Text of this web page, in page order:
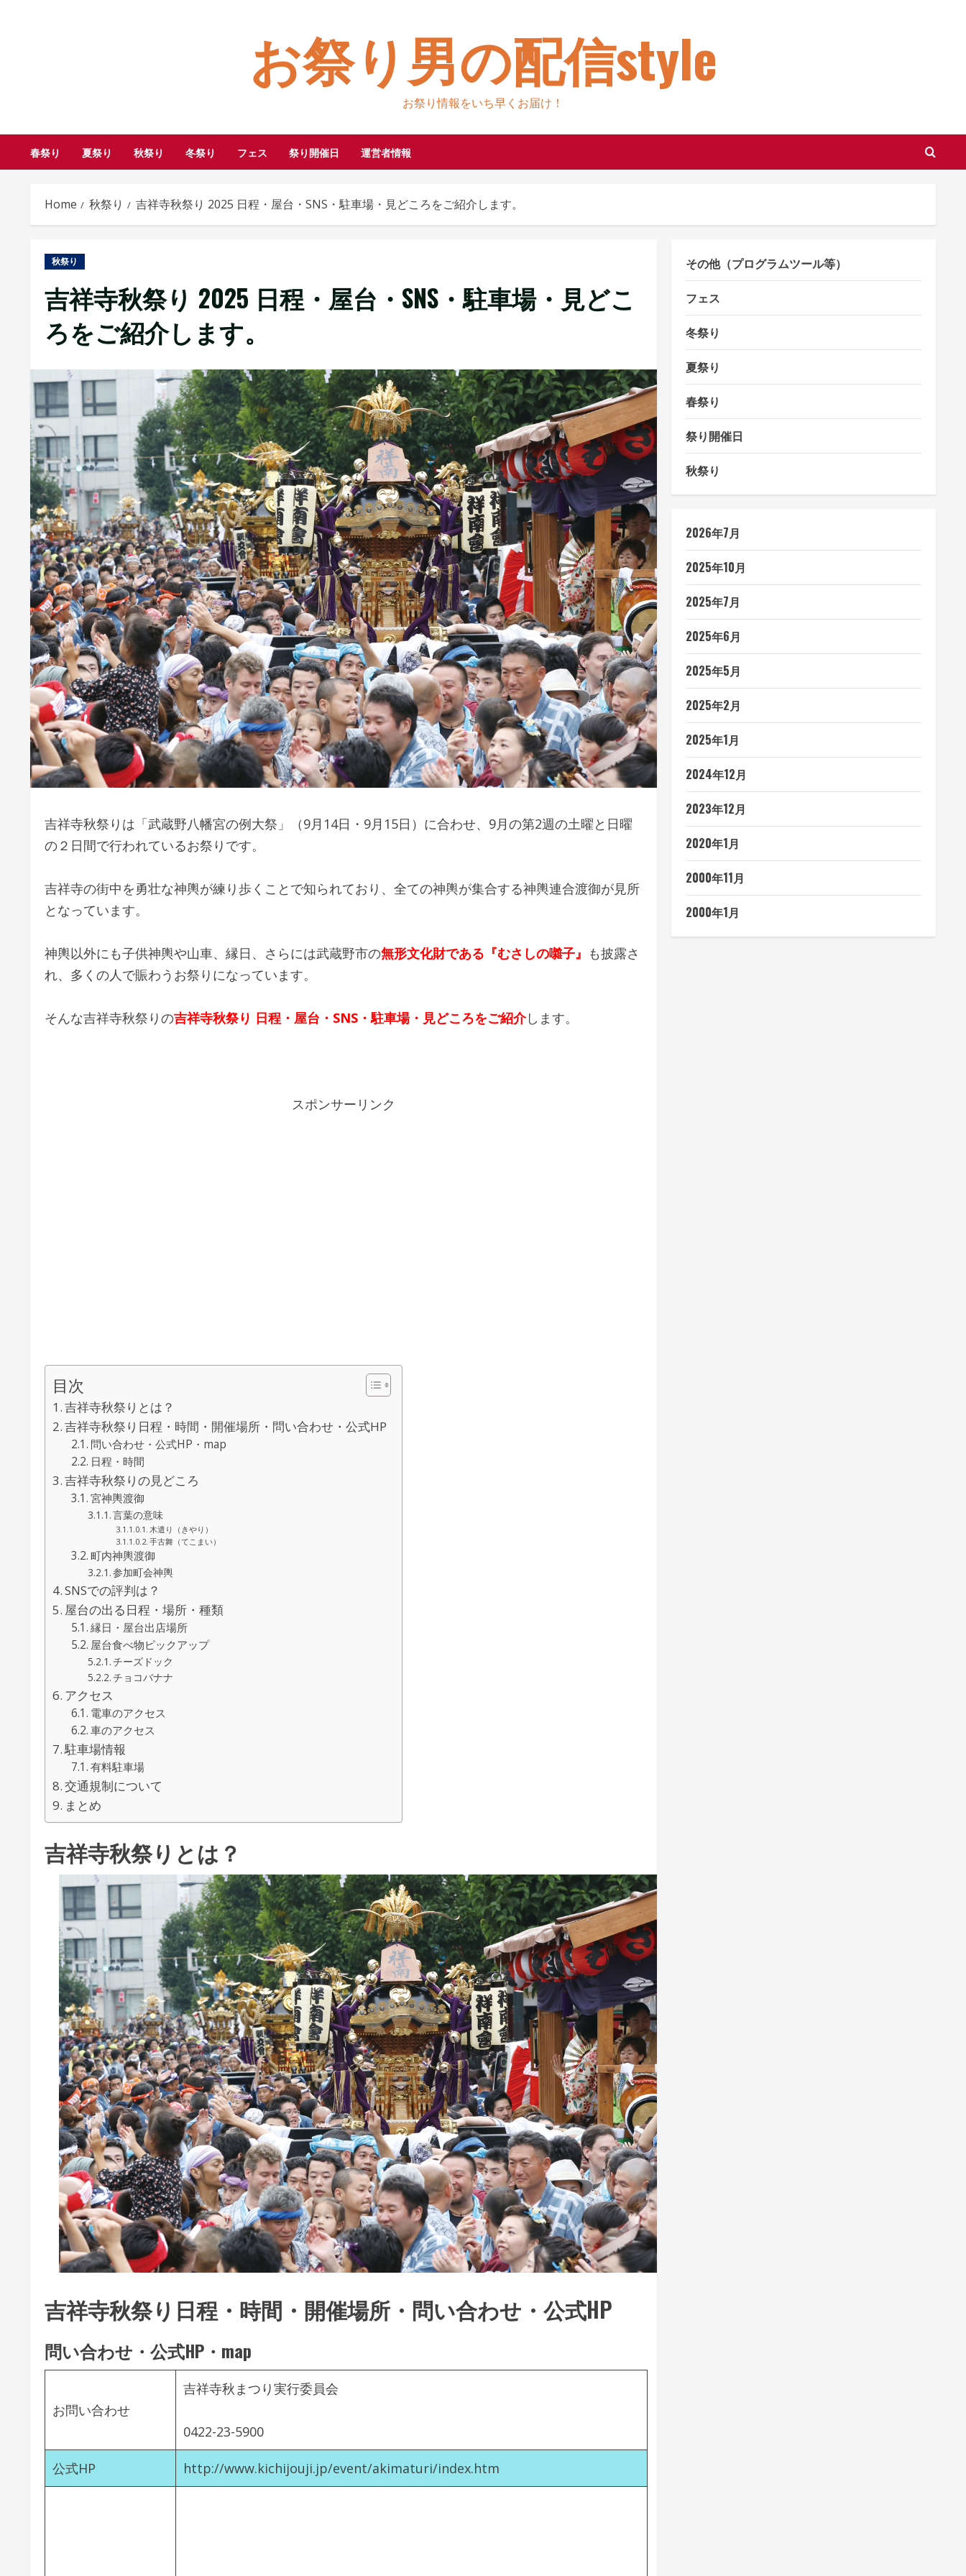
お祭り男の配信style
お祭り情報をいち早くお届け！
春祭り 夏祭り 秋祭り 冬祭り フェス 祭り開催日 運営者情報
Home 秋祭り 吉祥寺秋祭り 2025 日程・屋台・SNS・駐車場・見どころをご紹介します。
秋祭り
吉祥寺秋祭り 2025 日程・屋台・SNS・駐車場・見どこ
ろをご紹介します。
吉祥寺秋祭りは「武蔵野八幡宮の例大祭」（9月14日・9月15日）に合わせ、9月の第2週の土曜と日曜
の２日間で行われているお祭りです。
吉祥寺の街中を勇壮な神輿が練り歩くことで知られており、全ての神輿が集合する神輿連合渡御が見所
となっています。
神輿以外にも子供神輿や山車、縁日、さらには武蔵野市の無形文化財である 『むさしの囃子』 も披露さ
れ、多くの人で賑わうお祭りになっています。
そんな吉祥寺秋祭りの吉祥寺秋祭り 日程・屋台・SNS・駐車場・見どころをご紹介します。
スポンサーリンク
目次
吉祥寺秋祭りとは？
吉祥寺秋祭り日程・時間・開催場所・問い合わせ・公式HP
問い合わせ・公式HP・map
日程・時間
吉祥寺秋祭りの見どころ
宮神輿渡御
言葉の意味
木遣り（きやり）
手古舞（てこまい）
町内神輿渡御
参加町会神輿
SNSでの評判は？
屋台の出る日程・場所・種類
縁日・屋台出店場所
屋台食べ物ピックアップ
チーズドック
チョコバナナ
アクセス
電車のアクセス
車のアクセス
駐車場情報
有料駐車場
交通規制について
まとめ
吉祥寺秋祭りとは？
吉祥寺秋祭り日程・時間・開催場所・問い合わせ・公式HP
問い合わせ・公式HP・map
お問い合わせ
吉祥寺秋まつり実行委員会
0422-23-5900
公式HP http://www.kichijouji.jp/event/akimaturi/index.htm
その他（プログラムツール等）
フェス
冬祭り
夏祭り
春祭り
祭り開催日
秋祭り
2026年7月
2025年10月
2025年7月
2025年6月
2025年5月
2025年2月
2025年1月
2024年12月
2023年12月
2020年1月
2000年11月
2000年1月